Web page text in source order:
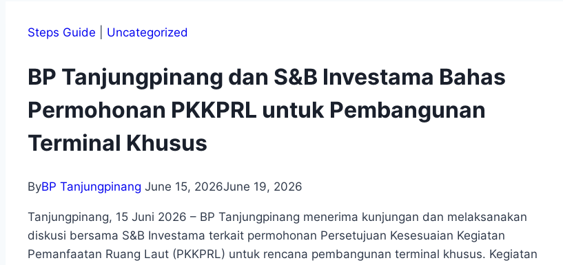
Steps Guide Uncategorized
BP Tanjungpinang dan S&B Investama Bahas
Permohonan PKKPRL untuk Pembangunan
Terminal Khusus
ByBP Tanjungpinang June 15, 2026June 19, 2026
Tanjungpinang, 15 Juni 2026 – BP Tanjungpinang menerima kunjungan dan melaksanakan
diskusi bersama S&B Investama terkait permohonan Persetujuan Kesesuaian Kegiatan
Pemanfaatan Ruang Laut (PKKPRL) untuk rencana pembangunan terminal khusus. Kegiatan